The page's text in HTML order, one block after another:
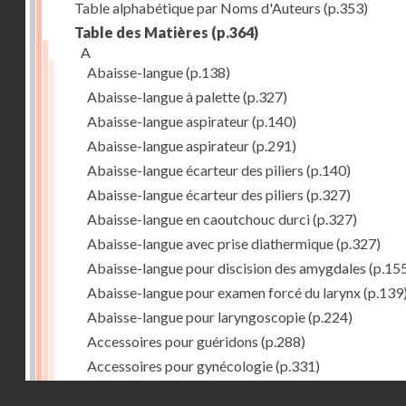
Table alphabétique par Noms d'Auteurs (p.353)
Table des Matières (p.364)
A
Abaisse-langue(p.138)
Abaisse-langue à palette(p.327)
Abaisse-langue aspirateur(p.140)
Abaisse-langue aspirateur(p.291)
Abaisse-langue écarteur des piliers (p.140)
Abaisse-langue écarteur des piliers (p.327)
Abaisse-langue en caoutchouc durci(p.327)
Abaisse-langue avec prise diathermique(p.327)
Abaisse-langue pour discision des amygdales
Abaisse-langue pour examen forcé du larynx
Abaisse-langue pour laryngoscopie(p.224)
Accessoires pour guéridons (p.288)
Accessoires pour gynécologie(p.331)